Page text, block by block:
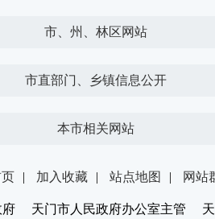
市、州、林区网站
市直部门、乡镇信息公开
本市相关网站
| 加入收藏 | 站点地图 | 网站
府 天门市人民政府办公室主管 天